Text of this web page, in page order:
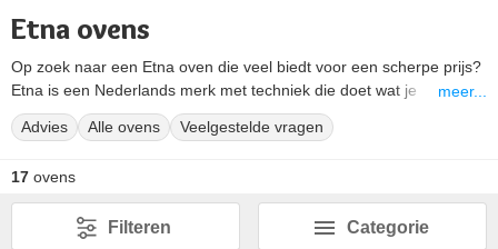
Etna ovens
Op zoek naar een Etna oven die veel biedt voor een scherpe prijs?
Etna is een Nederlands merk met techniek die doet wat je
verwacht. Alle Etna ovens in dit overzicht hebben hetelucht, boven-
en onderwarmte en een ontdooifunctie. Elke Etna inbouw oven past
schoonmaken en de afwerking.
Hieronder lees je waar je op moet letten; met de filters hierboven
zoek je meteen verder.
meer...
Advies Alle ovens Veelgestelde vragen
17 ovens
Categorie
Filteren